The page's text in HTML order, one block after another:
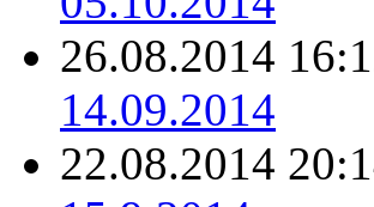
26.08.2014
14.09.2014
22.08.2014